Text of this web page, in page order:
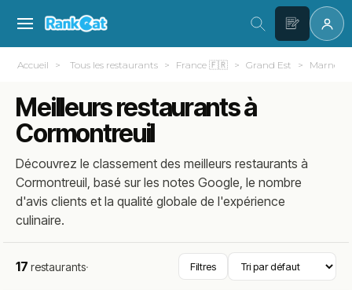
Accueil Tous les restaurants France 🇫🇷 Grand Est Marne
Meilleurs restaurants à
Cormontreuil
Découvrez le classement des meilleurs restaurants à
Cormontreuil, basé sur les notes Google, le nombre
d'avis clients et la qualité globale de l'expérience
culinaire.
17 restaurants· Filtres